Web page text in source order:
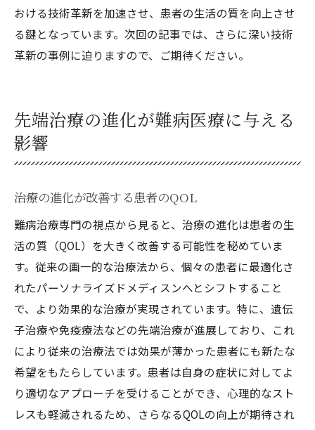
おける技術革新を加速させ、患者の生活の質を向上させ
る鍵となっています。次回の記事では、さらに深い技術
革新の事例に迫りますので、ご期待ください。
先端治療の進化が難病医療に与える
影響
治療の進化が改善する患者のQOL
難病治療専門の視点から見ると、治療の進化は患者の生
活の質（QOL）を大きく改善する可能性を秘めていま
す。従来の画一的な治療法から、個々の患者に最適化さ
れたパーソナライズドメディスンへとシフトすること
で、より効果的な治療が実現されています。特に、遺伝
子治療や免疫療法などの先端治療が進展しており、これ
により従来の治療法では効果が薄かった患者にも新たな
希望をもたらしています。患者は自身の症状に対してよ
り適切なアプローチを受けることができ、心理的なスト
レスも軽減されるため、さらなるQOLの向上が期待され